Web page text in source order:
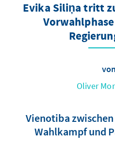
Evika Siliņa tritt
von
Oliver
Vienotiba
Wahlkampf und